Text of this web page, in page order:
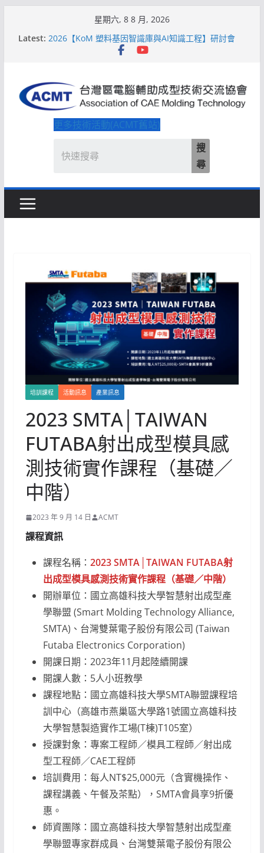
星期六, 8 8 月, 2026
Latest:
2026【QoM 射出成型高品質穩定生產】研討會
2026【KoM 塑料基因智識庫與AI知識工程】研討會
【培訓課程】【ACMT Ｔ零量產】模具估報價：貫穿
具展重磅登場
ACMT打造「Smart Molding 模塑智造平台」主題館
更多技術活動(ACMT舊站)
搜
尋
培訓課程 活動訊息 產業訊息
2023 SMTA│TAIWAN
FUTABA射出成型模具感
測技術實作課程（基礎／
中階）
2023 年 9 月 14 日 ACMT
課程資訊
課程名稱： 2023 SMTA│TAIWAN FUTABA射
出成型模具感測技術實作課程（基礎／中階）
開辦單位：國立高雄科技大學智慧射出成型產
學聯盟 (Smart Molding Technology Alliance,
SMTA)、台灣雙葉電子股份有限公司 (Taiwan
Futaba Electronics Corporation)
開課日期：2023年11月起陸續開課
開課人數：5人小班教學
課程地點：國立高雄科技大學SMTA聯盟課程培
訓中心（高雄市燕巢區大學路1號國立高雄科技
大學智慧製造實作工場(T棟)T105室）
授課對象：專案工程師／模具工程師／射出成
型工程師／CAE工程師
培訓費用：每人NT$25,000元（含實機操作、
課程講義、午餐及茶點），SMTA會員享9折優
惠。
師資團隊：國立高雄科技大學智慧射出成型產
學聯盟專家群成員、台灣雙葉電子股份有限公